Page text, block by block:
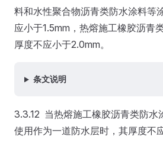
料和水性聚合物沥青类防水涂料等
应小于1.5mm，热熔施工橡胶沥青
厚度不应小于2.0mm。
条文说明
3.3.12 当热熔施工橡胶沥青类防水
使用作为一道防水层时，其厚度不